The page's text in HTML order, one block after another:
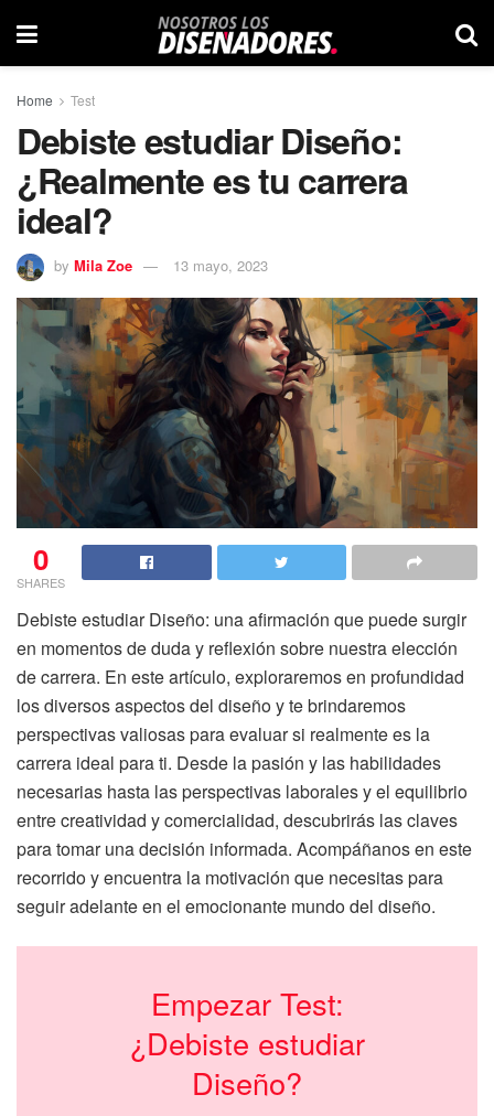
Home Test
Debiste estudiar Diseño:
¿Realmente es tu carrera
ideal?
by Mila Zoe 13 mayo, 2023
0
SHARES
Debiste estudiar Diseño: una afirmación que puede surgir
en momentos de duda y reflexión sobre nuestra elección
de carrera. En este artículo, exploraremos en profundidad
los diversos aspectos del diseño y te brindaremos
perspectivas valiosas para evaluar si realmente es la
carrera ideal para ti. Desde la pasión y las habilidades
necesarias hasta las perspectivas laborales y el equilibrio
entre creatividad y comercialidad, descubrirás las claves
para tomar una decisión informada. Acompáñanos en este
recorrido y encuentra la motivación que necesitas para
seguir adelante en el emocionante mundo del diseño.
Empezar Test:
¿Debiste estudiar
Diseño?